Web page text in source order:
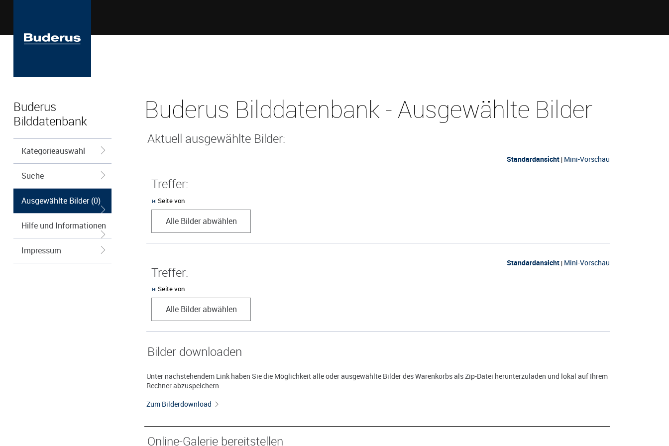
Buderus
Bilddatenbank
Kategorieauswahl
Suche
Ausgewählte Bilder (0)
Hilfe und Informationen
Impressum
Buderus Bilddatenbank - Ausgewählte Bilder
Aktuell ausgewählte Bilder:
Standardansicht | Mini-Vorschau
Treffer:
Seite von
Alle Bilder abwählen
Standardansicht | Mini-Vorschau
Treffer:
Seite von
Alle Bilder abwählen
Bilder downloaden
Unter nachstehendem Link haben Sie die Möglichkeit alle oder ausgewählte Bilder des Warenkorbs als Zip-Datei herunterzuladen und lokal auf Ihrem
Rechner abzuspeichern.
Zum Bilderdownload
Online-Galerie bereitstellen